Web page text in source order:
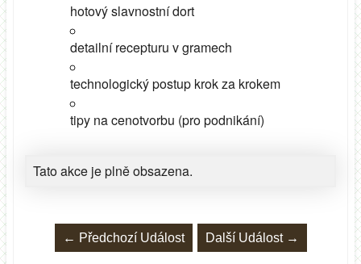
hotový slavnostní dort
detailní recepturu v gramech
technologický postup krok za krokem
tipy na cenotvorbu (pro podnikání)
Tato akce je plně obsazena.
← Předchozí Událost Další Událost →